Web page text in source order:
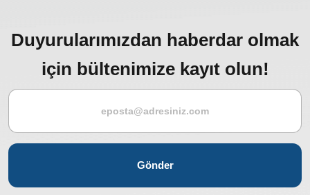
Duyurularımızdan haberdar olmak
için bültenimize kayıt olun!
Gönder